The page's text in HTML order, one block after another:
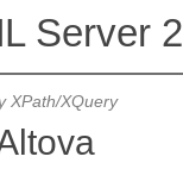
Server
XPath/XQuery